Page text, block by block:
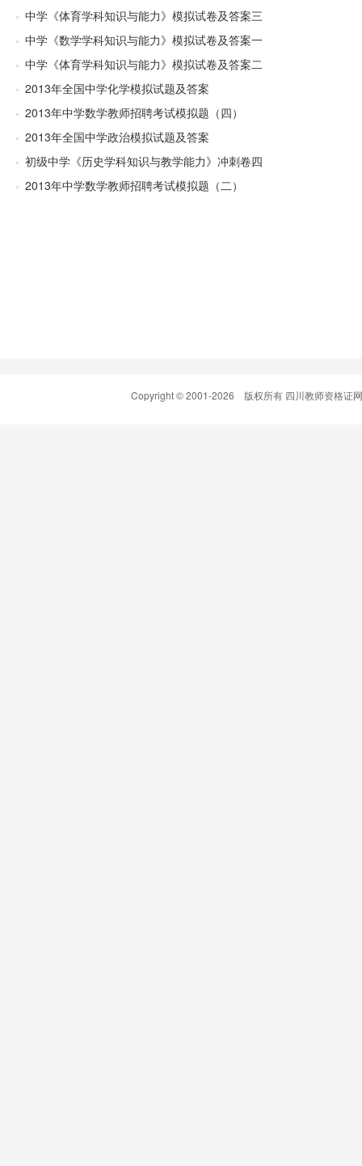
中学《体育学科知识与能力》模拟试卷及答案三
中学《数学学科知识与能力》模拟试卷及答案一
中学《体育学科知识与能力》模拟试卷及答案二
2013年全国中学化学模拟试题及答案
2013年中学数学教师招聘考试模拟题（四）
2013年全国中学政治模拟试题及答案
初级中学《历史学科知识与教学能力》冲刺卷四
2013年中学数学教师招聘考试模拟题（二）
Copyright © 2001-2026 版权所有 四川教师资格证